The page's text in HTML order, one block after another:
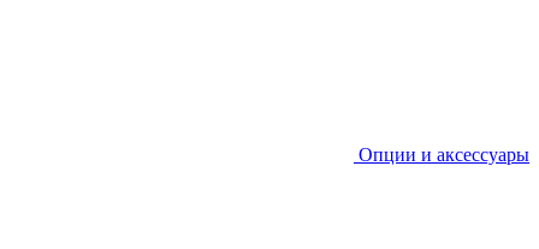
Опции и аксессуары